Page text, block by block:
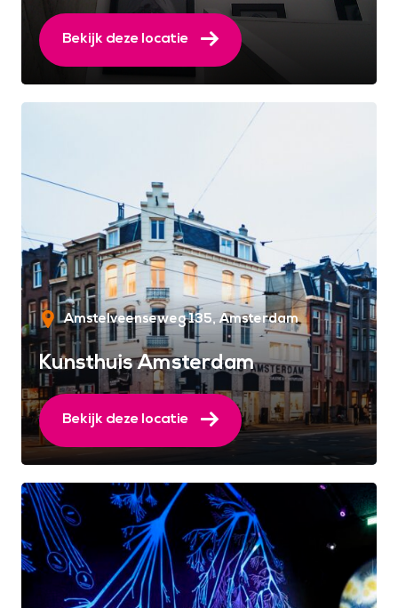
Bekijk deze locatie
Amstelveenseweg 135 Amsterdam
Kunsthuis Amsterdam
Bekijk deze locatie